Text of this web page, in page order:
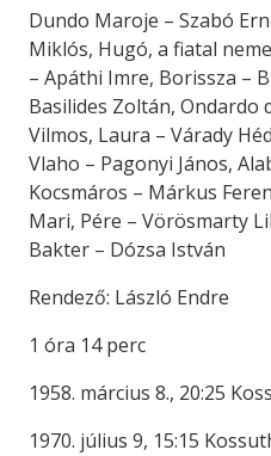
Dundo Maroje – Szabó
Miklós, Hugó, a fiatal
– Apáthi Imre, Borissza –
Basilides Zoltán, Ondardo
Vilmos, Laura – Várady
Vlaho – Pagonyi János,
Kocsmáros – Márkus
Mari, Pére – Vörösmarty
Bakter – Dózsa István
Rendező: László Endre
1 óra 14 perc
1958. március 8., 20:25
1970. július 9, 15:15